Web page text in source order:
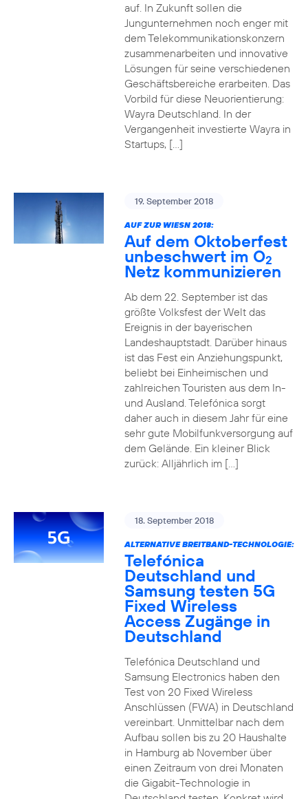
auf. In Zukunft sollen die
Jungunternehmen noch enger mit
dem Telekommunikationskonzern
zusammenarbeiten und innovative
Lösungen für seine verschiedenen
Geschäftsbereiche erarbeiten. Das
Vorbild für diese Neuorientierung:
Wayra Deutschland. In der
Vergangenheit investierte Wayra in
Startups, […]
19. September 2018
AUF ZUR WIESN 2018:
Auf dem Oktoberfest
unbeschwert im O2
Netz kommunizieren
Ab dem 22. September ist das
größte Volksfest der Welt das
Ereignis in der bayerischen
Landeshauptstadt. Darüber hinaus
ist das Fest ein Anziehungspunkt,
beliebt bei Einheimischen und
zahlreichen Touristen aus dem In-
und Ausland. Telefónica sorgt
daher auch in diesem Jahr für eine
sehr gute Mobilfunkversorgung auf
dem Gelände. Ein kleiner Blick
zurück: Alljährlich im […]
18. September 2018
ALTERNATIVE BREITBAND-TECHNOLOGIE:
Telefónica
Deutschland und
Samsung testen 5G
Fixed Wireless
Access Zugänge in
Deutschland
Telefónica Deutschland und
Samsung Electronics haben den
Test von 20 Fixed Wireless
Anschlüssen (FWA) in Deutschland
vereinbart. Unmittelbar nach dem
Aufbau sollen bis zu 20 Haushalte
in Hamburg ab November über
einen Zeitraum von drei Monaten
die Gigabit-Technologie in